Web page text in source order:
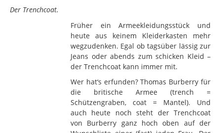
Der Trenchcoat.
Früher ein Armeekleidungsstück und
heute aus keinem Kleiderkasten mehr
wegzudenken. Egal ob tagsüber lässig zur
Jeans oder abends zum schicken Kleid –
der Trenchcoat kann immer mit.
Wer hat‘s erfunden? Thomas Burberry für
die britische Armee (trench =
Schützengraben, coat = Mantel). Und
auch heute noch steht der Trenchcoat
von Burberry ganz hoch oben auf der